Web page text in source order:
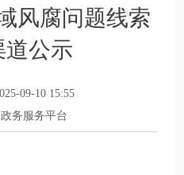
风腐问题线索
道公示
09-10 15:55
务服务平台